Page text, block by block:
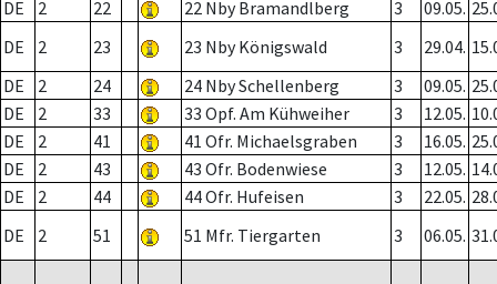
DE
2 22 22 Nby Bramandlberg 3 09.05.
DE
2 23 23 Nby Königswald 3 29.04.
DE
2 24 24 Nby Schellenberg 3 09.05.
DE
2 33 33 Opf. Am Kühweiher 3 12.05.
DE
2 41 41 Ofr. Michaelsgraben 3 16.05.
DE
2 43 43 Ofr. Bodenwiese 3 12.05.
DE
2 44 44 Ofr. Hufeisen 3 22.05.
DE
2 51 51 Mfr. Tiergarten 3 06.05.